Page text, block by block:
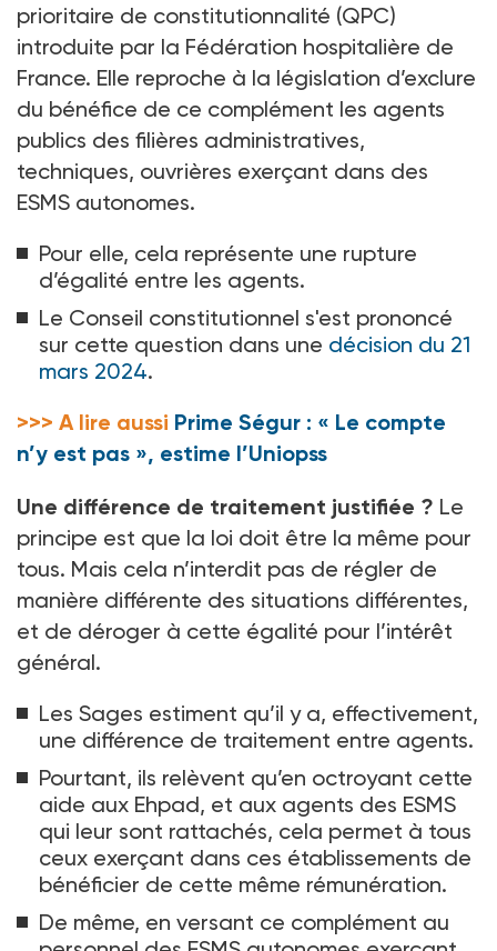
prioritaire de constitutionnalité (QPC)
introduite par la Fédération hospitalière de
France. Elle reproche à la législation d’exclure
du bénéfice de ce complément les agents
publics des filières administratives,
techniques, ouvrières exerçant dans des
ESMS autonomes.
Pour elle, cela représente une rupture
d’égalité entre les agents.
Le Conseil constitutionnel s'est prononcé
sur cette question dans une décision du 21
mars 2024.
>>> A lire aussi Prime Ségur : « Le compte
n’y est pas », estime l’Uniopss
Une différence de traitement justifiée ? Le
principe est que la loi doit être la même pour
tous. Mais cela n’interdit pas de régler de
manière différente des situations différentes,
et de déroger à cette égalité pour l’intérêt
général.
Les Sages estiment qu’il y a, effectivement,
une différence de traitement entre agents.
Pourtant, ils relèvent qu’en octroyant cette
aide aux Ehpad, et aux agents des ESMS
qui leur sont rattachés, cela permet à tous
ceux exerçant dans ces établissements de
bénéficier de cette même rémunération.
De même, en versant ce complément au